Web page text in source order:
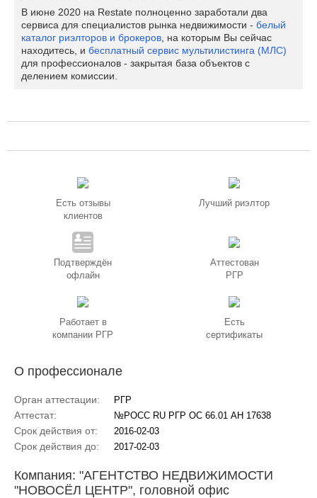
В июне 2020 на Restate полноценно заработали два
сервиса для специалистов рынка недвижимости - белый
каталог риэлторов и брокеров , на которым Вы сейчас
находитесь, и бесплатный сервис мультилистинга (МЛС)
для профессионалов - закрытая база объектов с
делением комиссии.
Есть отзывы
клиентов
Лучший риэлтор
Подтверждён
офлайн
Аттестован
РГР
Работает в
компании РГР
Есть
сертификаты
О профессионале
Орган аттестации: РГР
Аттестат: №РОСС RU РГР ОС 66.01 АН 17638
Срок действия от: 2016-02-03
Срок действия до: 2017-02-03
Компания: "АГЕНТСТВО НЕДВИЖИМОСТИ
"НОВОСЁЛ ЦЕНТР", головной офис